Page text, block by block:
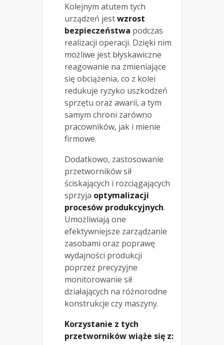
Kolejnym atutem tych
urządzeń jestwzrost
bezpieczeństwa podczas
realizacji operacji. Dzięki nim
możliwe jest błyskawiczne
reagowanie na zmieniające
się obciążenia, co z kolei
redukuje ryzyko uszkodzeń
sprzętu oraz awarii, a tym
samym chroni zarówno
pracowników, jak i mienie
firmowe.
Dodatkowo, zastosowanie
przetworników sił
ściskających i rozciągających
sprzyja optymalizacji
procesów produkcyjnych.
Umożliwiają one
efektywniejsze zarządzanie
zasobami oraz poprawę
wydajności produkcji
poprzez precyzyjne
monitorowanie sił
działających na różnorodne
konstrukcje czy maszyny.
Korzystanie z tych
przetworników wiąże się z: